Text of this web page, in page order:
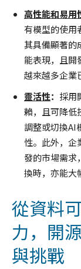
高性能和易用
有模型的使用
其具備顯著的
能表現，且開
越來越多企業
靈活性： 採用
賴，且可降低
調整或切換AI
性。此外，企
發的市場需求
換時，亦能大
從資料
力，開
與挑戰